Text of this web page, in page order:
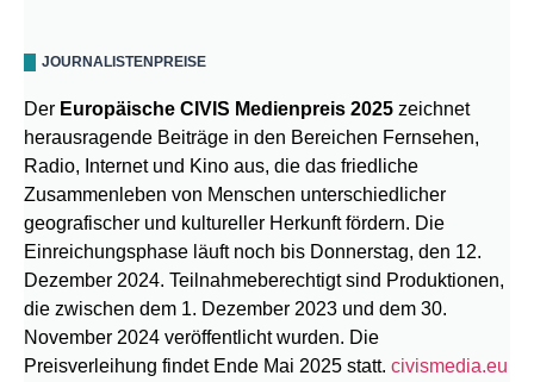
JOURNALISTENPREISE
Der Europäische CIVIS Medienpreis 2025 zeichnet
herausragende Beiträge in den Bereichen Fernsehen,
Radio, Internet und Kino aus, die das friedliche
Zusammenleben von Menschen unterschiedlicher
geografischer und kultureller Herkunft fördern. Die
Einreichungsphase läuft noch bis Donnerstag, den 12.
Dezember 2024. Teilnahmeberechtigt sind Produktionen,
die zwischen dem 1. Dezember 2023 und dem 30.
November 2024 veröffentlicht wurden. Die
Preisverleihung findet Ende Mai 2025 statt. civismedia.eu